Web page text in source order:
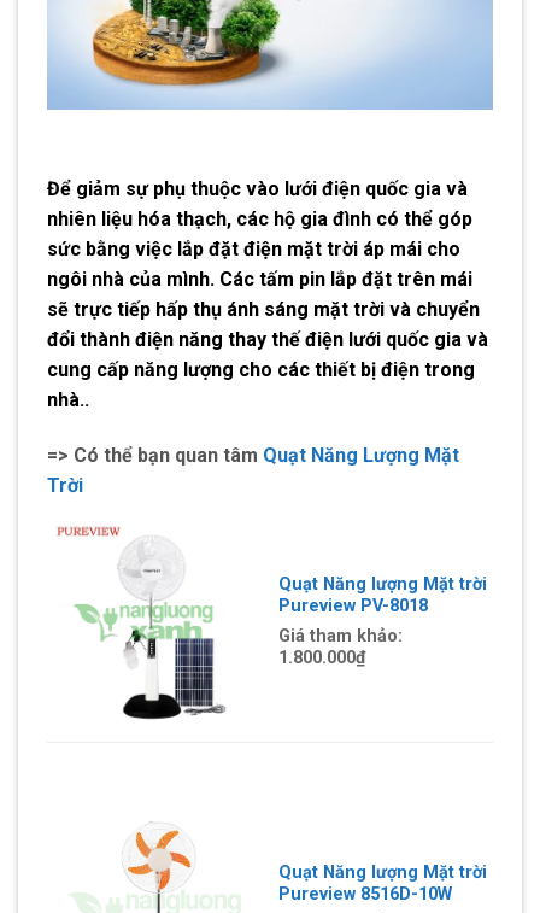
Để giảm sự phụ thuộc vào lưới điện quốc gia và
nhiên liệu hóa thạch, các hộ gia đình có thể góp
sức bằng việc lắp đặt điện mặt trời áp mái cho
ngôi nhà của mình. Các tấm pin lắp đặt trên mái
sẽ trực tiếp hấp thụ ánh sáng mặt trời và chuyển
đổi thành điện năng thay thế điện lưới quốc gia và
cung cấp năng lượng cho các thiết bị điện trong
nhà..
=> Có thể bạn quan tâm Quạt Năng Lượng Mặt
Trời
Quạt Năng lượng Mặt trời
Pureview PV-8018
Giá tham khảo:
1.800.000₫
Quạt Năng lượng Mặt trời
Pureview 8516D-10W